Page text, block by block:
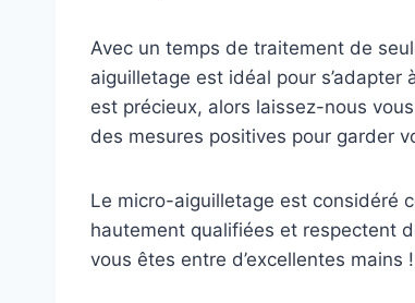
Avec un temps de traitement de
aiguilletage est idéal pour
est précieux, alors laissez-nous
des mesures positives pour garder
Le micro-aiguilletage est considéré
hautement qualifiées et respectent
vous êtes entre d’excellentes mains !